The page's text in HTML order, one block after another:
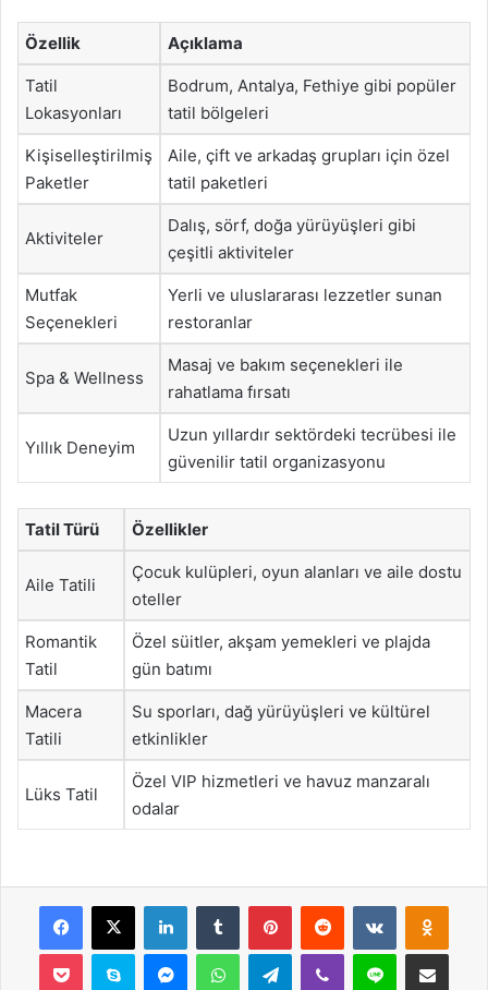
Özellik Açıklama
Tatil
Lokasyonları
Bodrum, Antalya, Fethiye gibi popüler
tatil bölgeleri
Kişiselleştirilmiş
Paketler
Aile, çift ve arkadaş grupları için özel
tatil paketleri
Aktiviteler
Dalış, sörf, doğa yürüyüşleri gibi
çeşitli aktiviteler
Mutfak
Seçenekleri
Yerli ve uluslararası lezzetler sunan
restoranlar
Spa & Wellness
Masaj ve bakım seçenekleri ile
rahatlama fırsatı
Yıllık Deneyim
Uzun yıllardır sektördeki tecrübesi ile
güvenilir tatil organizasyonu
Tatil Türü Özellikler
Aile Tatili
Çocuk kulüpleri, oyun alanları ve aile dostu
oteller
Romantik
Tatil
Özel süitler, akşam yemekleri ve plajda
gün batımı
Macera
Tatili
Su sporları, dağ yürüyüşleri ve kültürel
etkinlikler
Lüks Tatil
Özel VIP hizmetleri ve havuz manzaralı
odalar
Facebook
X LinkedInTumblr PinterestReddit VKontakte
Pocket Skype MessengerWhatsAppTelegramViber Line E-Posta ile